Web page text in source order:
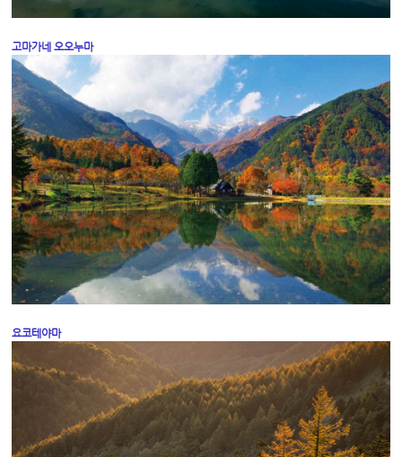
고마가네 오오누마
요코테야마